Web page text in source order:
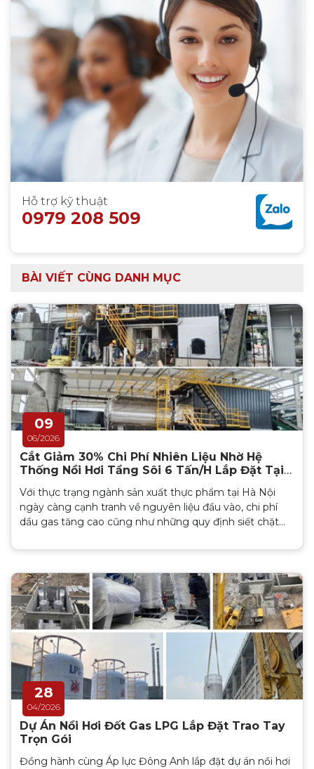
Hỗ trợ kỹ thuật
0979 208 509
BÀI VIẾT CÙNG DANH MỤC
09
06/2026
Cắt Giảm 30% Chi Phí Nhiên Liệu Nhờ Hệ
Thống Nồi Hơi Tầng Sôi 6 Tấn/H Lắp Đặt Tại
Với thực trạng ngành sản xuất thực phẩm tại Hà Nội
ngày càng cạnh tranh về nguyên liệu đầu vào, chi phí
dầu gas tăng cao cũng như những quy định siết chặt
năng lượng đảm bảo vẫn đạt chuẩn môi trường cho nhà
thiết. Sau đây mời Quý khách hàng tham khảo dự án nồi
hơi tầng sôi 6 tấn/h chúng tôi đã lắp đặt hoàn thiện đi
làm nghiệm thu cho một nhà máy thực phẩm tại Hà
Nội...
28
04/2026
Dự Án Nồi Hơi Đốt Gas LPG Lắp Đặt Trao Tay
Trọn Gói
Đồng hành cùng Áp lực Đông Anh lắp đặt dự án nồi hơi